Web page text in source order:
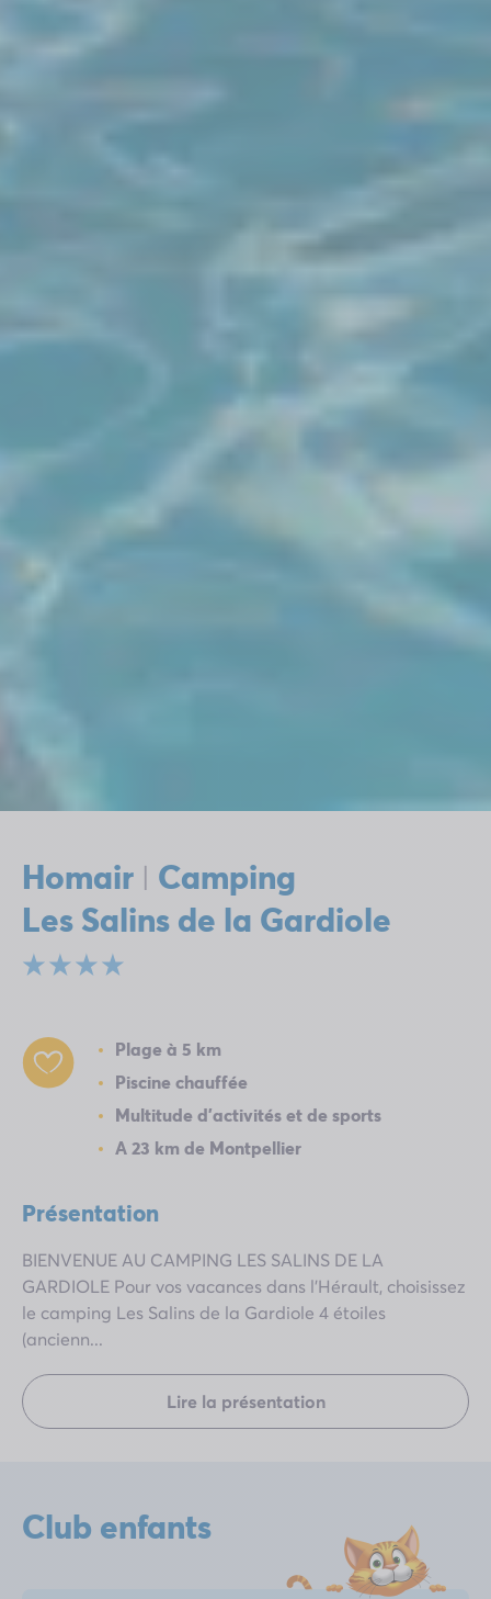
Homair | Camping
Les Salins de la Gardiole
Plage à 5 km
Piscine chauffée
Multitude d'activités et de sports
A 23 km de Montpellier
Présentation
BIENVENUE AU CAMPING LES SALINS DE LA
GARDIOLE Pour vos vacances dans l’Hérault, choisissez
le camping Les Salins de la Gardiole 4 étoiles
(ancienn...
Lire la présentation
Club enfants